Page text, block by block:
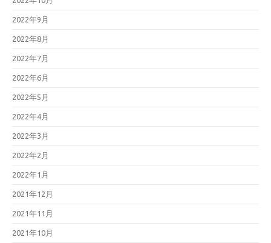
2022年9月
2022年8月
2022年7月
2022年6月
2022年5月
2022年4月
2022年3月
2022年2月
2022年1月
2021年12月
2021年11月
2021年10月